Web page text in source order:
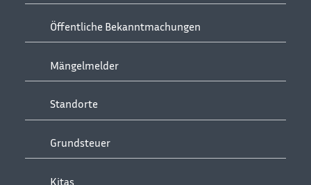
Öffentliche Bekanntmachungen
Mängelmelder
Standorte
Grundsteuer
Kitas